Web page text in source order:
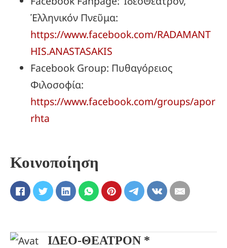
Ἑλληνικόν Πνεῦμα:
https://www.facebook.com/RADAMANT
HIS.ANASTASAKIS
Facebook Group: Πυθαγόρειος
Φιλοσοφία:
https://www.facebook.com/groups/apor
rhta
Κοινοποίηση
ΙΔΕΟ-ΘΕΑΤΡΟΝ *